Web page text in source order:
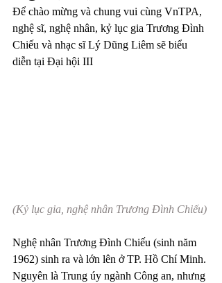
Để chào mừng và chung vui cùng VnTPA,
nghệ sĩ, nghệ nhân, kỷ lục gia Trương Đình
Chiếu và nhạc sĩ Lý Dũng Liêm sẽ biểu
diễn tại Đại hội III
(Kỷ lục gia, nghệ nhân Trương Đình Chiếu)
Nghệ nhân Trương Đình Chiếu (sinh năm
1962) sinh ra và lớn lên ở TP. Hồ Chí Minh.
Nguyên là Trung úy ngành Công an, nhưng